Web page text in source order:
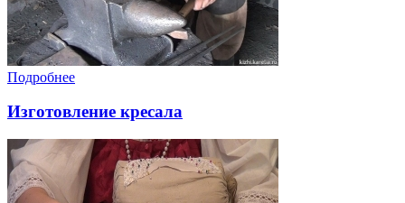
Подробнее
Изготовление кресала